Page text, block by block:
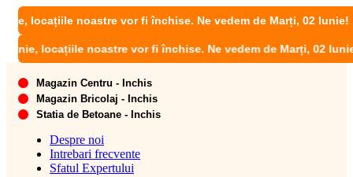
noastre vor fi închise. Ne vedem de Marți, 02 Iunie!
noastre vor fi închise. Ne vedem de Marți, 02 Iunie!
Magazin Centru - Inchis
Magazin Bricolaj - Inchis
Statia de Betoane - Inchis
Despre noi
Intrebari frecvente
Sfatul Expertului